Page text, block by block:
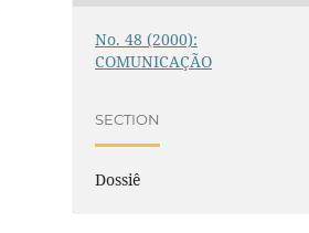
No. 48 (2000):
COMUNICAÇÃO
SECTION
Dossiê